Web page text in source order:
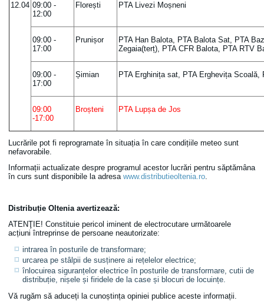
12.04 09:00 -
12:00
Florești PTA Livezi Moșneni
09:00 -
17:00
Prunișor
PTA Han Balota, PTA Balota Sat, PTA
Zegaia(terț), PTA CFR Balota, PTA RTV
09:00 -
17:00
Șimian PTA Erghinița sat, PTA Erghevița Scoală,
09:00
-17:00
Broșteni PTA Lupșa de Jos
Lucrările pot fi reprogramate în situația în care condițiile meteo sunt
nefavorabile.
Informații actualizate despre programul acestor lucrări pentru săptămâna
în curs sunt disponibile la adresawww.distributieoltenia.ro.
Distribuție Oltenia avertizează:
ATENŢIE! Constituie pericol iminent de electrocutare următoarele
acțiuni întreprinse de persoane neautorizate:
intrarea în posturile de transformare;
urcarea pe stâlpii de susținere ai rețelelor electrice;
înlocuirea siguranțelor electrice în posturile de transformare, cutii de
distribuție, nișele și firidele de la case și blocuri de locuințe.
Vă rugăm să aduceți la cunoștința opiniei publice aceste informații.